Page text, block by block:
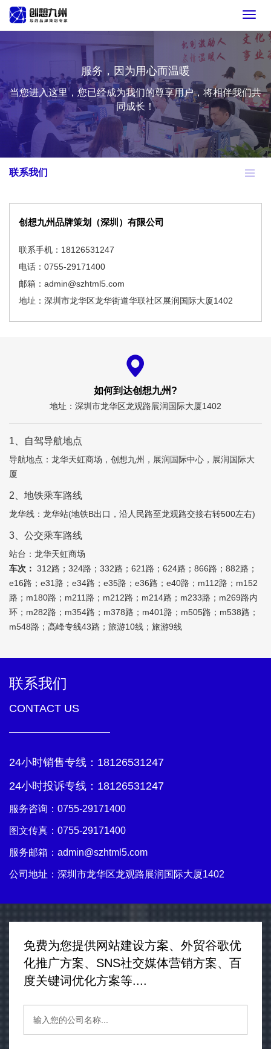
服务，因为用心而温暖
当您进入这里，您已经成为我们的尊享用户，将相伴我们共
同成长！
联系我们
创想九州品牌策划（深圳）有限公司
联系手机：18126531247
电话：0755-29171400
邮箱：admin@szhtml5.com
地址：深圳市龙华区龙华街道华联社区展润国际大厦1402
如何到达创想九州?
地址：深圳市龙华区龙观路展润国际大厦1402
1、自驾导航地点
导航地点：龙华天虹商场，创想九州，展润国际中心，展润国际大
厦
2、地铁乘车路线
龙华线：龙华站(地铁B出口，沿人民路至龙观路交接右转500左右)
3、公交乘车路线
站台：龙华天虹商场
车次： 312路；324路；332路；621路；624路；866路；882路；
e16路；e31路；e34路；e35路；e36路；e40路；m112路；m152
路；m180路；m211路；m212路；m214路；m233路；m269路内
环；m282路；m354路；m378路；m401路；m505路；m538路；
m548路；高峰专线43路；旅游10线；旅游9线
联系我们
CONTACT US
24小时销售专线： 18126531247
24小时投诉专线： 18126531247
服务咨询： 0755-29171400
图文传真：0755-29171400
服务邮箱： admin@szhtml5.com
公司地址：深圳市龙华区龙观路展润国际大厦1402
免费为您提供网站建设方案、外贸谷歌优
化推广方案、SNS社交媒体营销方案、百
度关键词优化方案等....